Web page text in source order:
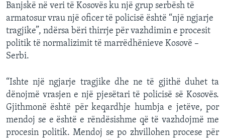
Banjskë në veri të Kosovës ku një grup serbësh të
armatosur vrau një oficer të policisë është “një ngjarje
tragjike”, ndërsa bëri thirrje për vazhdimin e procesit
politik të normalizimit të marrëdhënieve Kosovë –
Serbi.
“Ishte një ngjarje tragjike dhe ne të gjithë duhet ta
dënojmë vrasjen e një pjesëtari të policisë së Kosovës.
Gjithmonë është për keqardhje humbja e jetëve, por
mendoj se e është e rëndësishme që të vazhdojmë me
procesin politik. Mendoj se po zhvillohen procese për